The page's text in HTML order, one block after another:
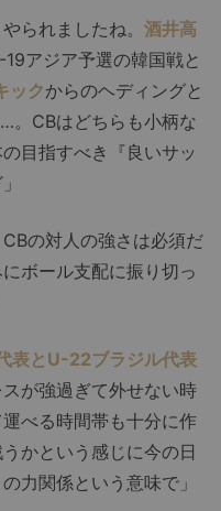
られましたね。 酒井高
アジア予選の韓国戦と
ックからのヘディングと
。CBはどちらも小柄な
目指すべき『良いサッ
の対人の強さは必須だ
ボール支配に振り切っ
表とU-22ブラジル代表
が強過ぎて外せない時
べる時間帯も十分に作
かという感じに今の日
力関係という意味で」